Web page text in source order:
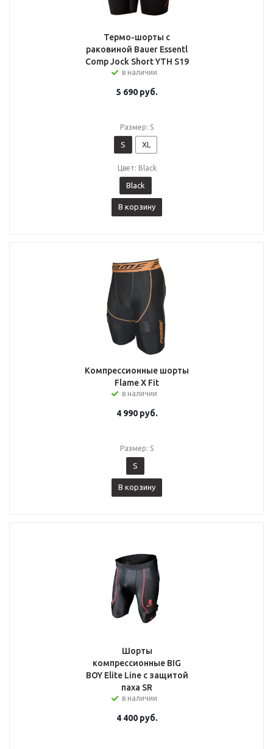
Термо-шорты с
раковиной Bauer Essentl
Comp Jock Short YTH S19
в наличии
5 690руб.
Размер: S
S XL
Цвет: Black
Black
В корзину
Компрессионные шорты
Flame X Fit
в наличии
4 990руб.
Размер: S
S
В корзину
Шорты
компрессионные BIG
BOY Elite Line с защитой
паха SR
в наличии
4 400руб.